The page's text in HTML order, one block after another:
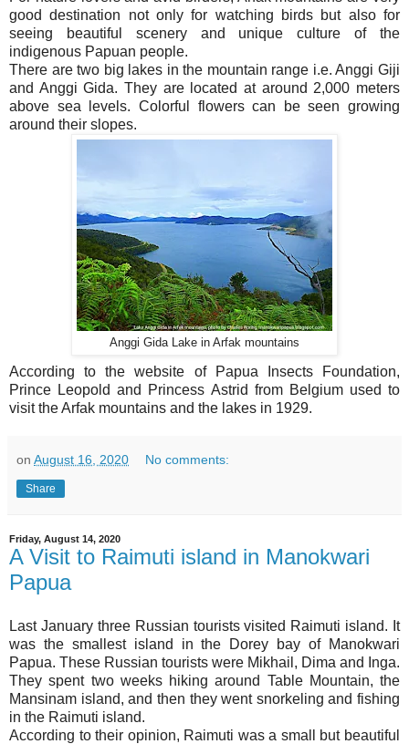
good destination not only for watching birds but also for
seeing beautiful scenery and unique culture of the
indigenous Papuan people.
There are two big lakes in the mountain range i.e. Anggi Giji
and Anggi Gida. They are located at around 2,000 meters
above sea levels. Colorful flowers can be seen growing
around their slopes.
Anggi Gida Lake in Arfak mountains
According to the website of Papua Insects Foundation,
Prince Leopold and Princess Astrid from Belgium used to
visit the Arfak mountains and the lakes in 1929.
on August 16, 2020 No comments:
Share
Friday, August 14, 2020
A Visit to Raimuti island in Manokwari
Papua
Last January three Russian tourists visited Raimuti island. It
was the smallest island in the Dorey bay of Manokwari
Papua. These Russian tourists were Mikhail, Dima and Inga.
They spent two weeks hiking around Table Mountain, the
Mansinam island, and then they went snorkeling and fishing
in the Raimuti island.
According to their opinion, Raimuti was a small but beautiful